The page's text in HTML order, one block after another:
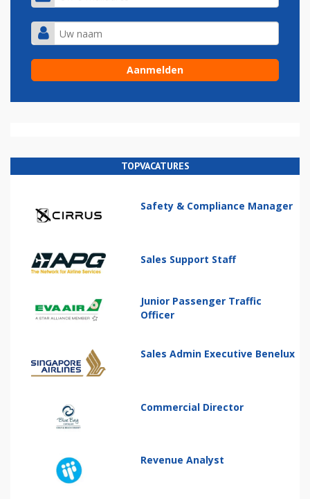
TOPVACATURES
Safety & Compliance Manager
Sales Support Staff
Junior Passenger Traffic
Officer
Sales Admin Executive Benelux
Commercial Director
Revenue Analyst